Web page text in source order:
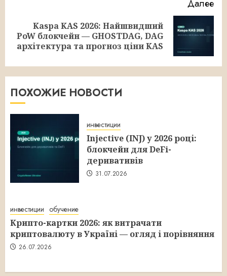
Далее
Следующая
запись:
Kaspa KAS 2026: Найшвидший
PoW блокчейн — GHOSTDAG, DAG
архітектура та прогноз ціни KAS
ПОХОЖИЕ НОВОСТИ
инвестиции
Injective (INJ) у 2026 році:
блокчейн для DeFi-
деривативів
31.07.2026
инвестиции обучение
Крипто-картки 2026: як витрачати
криптовалюту в Україні — огляд і порівняння
26.07.2026